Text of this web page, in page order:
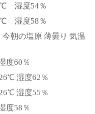
湿度54％
湿度58％
朝の塩原 薄曇り 気温
度60％
湿度62％
湿度55％
度58％